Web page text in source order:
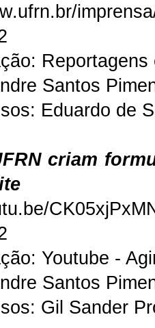
Santos
Eduardo de
criam
Youtube -
Santos
Gil Sander